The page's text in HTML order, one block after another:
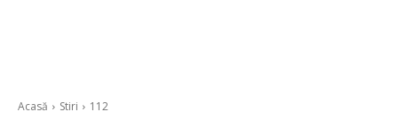
Acasă Stiri 112